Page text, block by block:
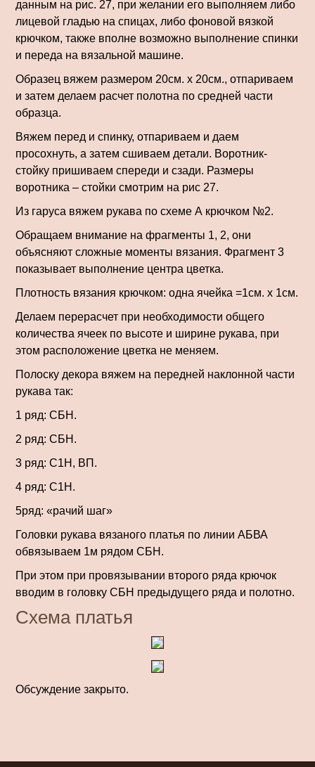
данным на рис. 27, при желании его вы­полняем либо
лицевой гладью на спицах, либо фоновой вязкой
крючком, также вполне возможно выполнение спинки
и переда на вязальной машине.
Образец вяжем размером 20см. х 20см., отпариваем
и затем делаем расчет полотна по средней части
образца.
Вяжем перед и спинку, отпариваем и даем
просохнуть, а затем сшиваем детали. Воротник-
стойку пришиваем спереди и сзади. Размеры
воротника – стойки смотрим на рис 27.
Из гаруса вяжем рукава по схеме А крюч­ком №2.
Обращаем внимание на фрагменты 1, 2, они
объясняют сложные моменты вязания. Фрагмент 3
показывает выполнение центра цветка.
Плотность вязания крючком: одна ячейка =1см. х 1см.
Делаем перерасчет при необходимости общего
количества ячеек по высоте и ширине рукава, при
этом расположение цветка не меняем.
Полоску декора вяжем на передней на­клонной части
рукава так:
1 ряд: СБН.
2 ряд: СБН.
3 ряд: С1Н, ВП.
4 ряд: С1Н.
5ряд: «рачий шаг»
Головки рукава вязаного платья по линии АБВА
обвязываем 1м рядом СБН.
При этом при провязывании второго ряда крючок
вводим в головку СБН предыдущего ряда и полотно.
Схема платья
Обсуждение закрыто.